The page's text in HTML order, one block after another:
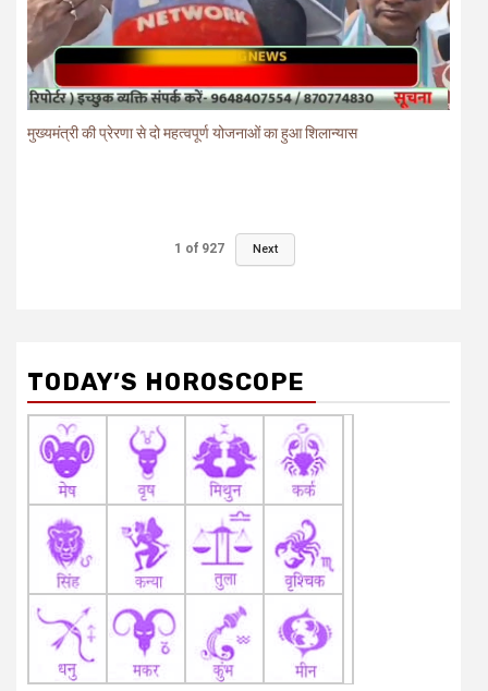
मुख्यमंत्री की प्रेरणा से दो महत्वपूर्ण योजनाओं का हुआ शिलान्यास
1 of 927 Next
TODAY’S HOROSCOPE